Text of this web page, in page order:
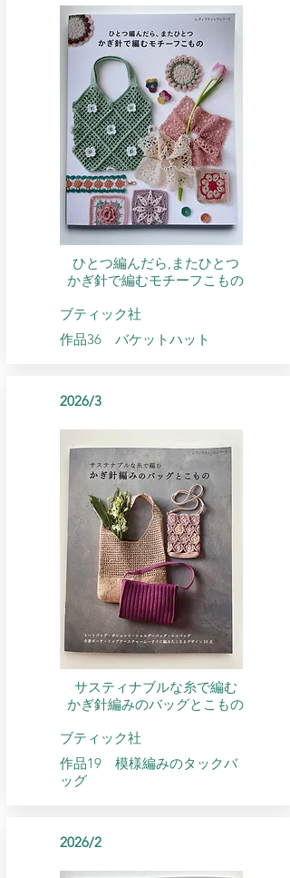
ひとつ編んだら,またひとつ
​かぎ針で編むモチーフこもの
​ブティック社
作品36 バケットハット
2026/3
サスティナブルな糸で編む
​かぎ針編みのバッグとこもの
​ブティック社
​作品19 模様編みのタックバ
ッグ
2026/2